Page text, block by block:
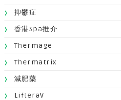
抑鬱症
香港Spa推介
Thermage
Thermatrix
減肥藥
LifteraV